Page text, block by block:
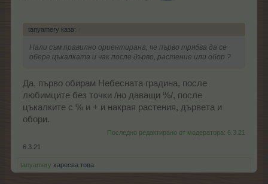
tanyamery каза: ↑
Нали съм правилно ориентирана, че първо трябва да се
обере цъкалката и чак после дърво, растение или обор ?
Да, първо обирам Небесната градина, после
любимците без точки /но даващи %/, после
цъкалките с % и + и накрая растения, дървета и
обори.
Последно редактирано от модератора: 6.3.21
6.3.21
tanyamery харесва това.